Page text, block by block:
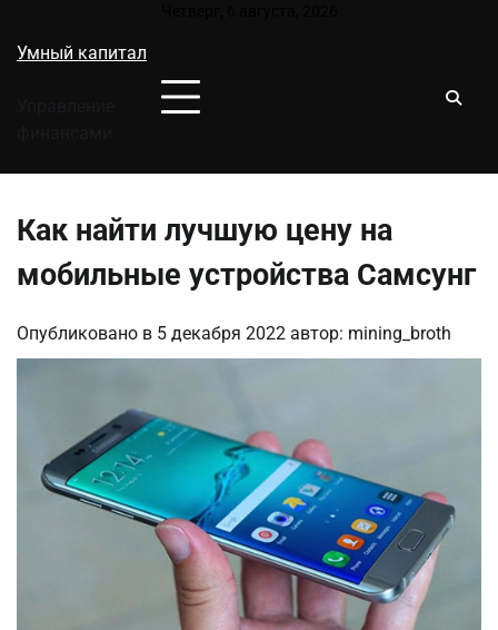
содержимому
Умный капитал
Как найти лучшую цену на
мобильные устройства Самсунг
Опубликовано в 5 декабря 2022 автор: mining_broth